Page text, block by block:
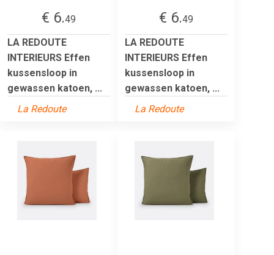
€ 6.49
LA REDOUTE
INTERIEURS Effen
kussensloop in
gewassen katoen, ...
La Redoute
€ 6.49
LA REDOUTE
INTERIEURS Effen
kussensloop in
gewassen katoen, ...
La Redoute